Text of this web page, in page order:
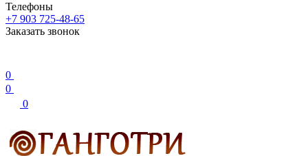
Телефоны
+7 903 725-48-65
Заказать звонок
0
0
0